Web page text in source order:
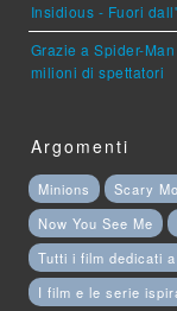
Insidious - Fuori
Grazie a Spider-
milioni di spettatori
Argomenti
Minions Scary
Now You See Me
Tutti i film dedicati
I film e le serie